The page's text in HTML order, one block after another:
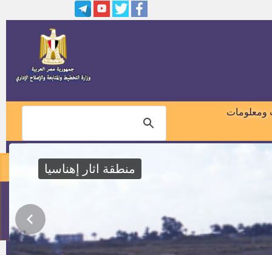
01018460099
ومعلومات
منطقة اثار إهناسيا
كشوف اسماء المقبولين بوظائف
وظيفة معاون نيابة من خريجى
وظائف بالشركة السويسرية
وظائف مصلحه الخبراء بوزاره
اسماء ومواعيد أختبارات المتقدمين
قضايا الدوله
وظائف هيئة الطاقة الذرية